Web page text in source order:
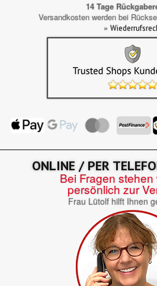
14 Tage
Versandkosten werden bei
»
ONLINE / PER
Bei Fragen stehen
persönlich zur
Frau Lütolf hilft Ihnen